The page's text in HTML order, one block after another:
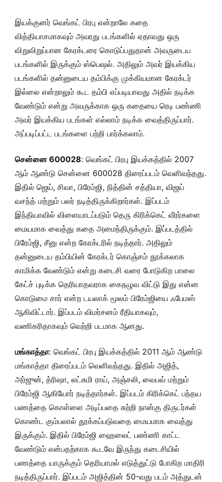
இயக்குனர் வெங்கட் பிரபு என்றாலே கதை
வித்தியாசமாகவும் அவரது படங்களில் ஏதாவது ஒரு
விறுவிறுப்பான கேரக்டரை கொடுப்பதுதான் அவருடைய
படங்களில் இருக்கும் ஸ்பெஷல். அதிலும் அவர் இயக்கிய
படங்களில் தன்னுடைய தம்பிக்கு முக்கியமான கேரக்டர்
இல்லை என்றாலும் கூட தம்பி எப்படியாவது அதில் நடிக்க
வேண்டும் என்று அவருக்காக ஒரு கதையை ரெடி பண்ணி
அவர் இயக்கிய படங்கள் எல்லாம் நடிக்க வைத்திருப்பார்.
அப்படிப்பட்ட படங்களை பற்றி பார்க்கலாம்.
சென்னை 600028: வெங்கட் பிரபு இயக்கத்தில் 2007
ஆம் ஆண்டு சென்னை 600028 திரைப்படம் வெளிவந்தது.
இதில் ஜெய், சிவா, பிரேம்ஜி, நித்தின் சத்தியா, விஜய்
வசந்த் மற்றும் பலர் நடித்திருக்கிறார்கள். இப்படம்
இந்தியாவில் விளையாடப்படும் தெரு கிரிக்கெட் வீரர்களை
மையமாக வைத்து கதை அமைந்திருக்கும். இப்படத்தில்
பிரேம்ஜி, சீனு என்ற கேரக்டரில் நடித்தார். அதிலும்
தன்னுடைய தம்பியின் கேரக்டர் கொஞ்சம் தூக்கலாக
காமிக்க வேண்டும் என்று கடைசி வரை போடுகிற பாலை
கேட்ச் புடிக்க தெரியாதவராக கைநழுவ விட்டு இது என்ன
கொடுமை சார் என்ற டயலாக் மூலம் பிரேம்ஜியை ஃபேமஸ்
ஆகிவிட்டார். இப்படம் விமர்சனம் ரீதியாகவும்,
வணிகரிதாகவும் வெற்றி படமாக ஆனது.
மங்காத்தா: வெங்கட் பிரபு இயக்கத்தில் 2011 ஆம் ஆண்டு
மங்காத்தா திரைப்படம் வெளிவந்தது. இதில் அஜித்,
அர்ஜுன், த்ரிஷா, லட்சுமி ராய், அஞ்சலி, வைபவ் மற்றும்
பிரேம்ஜி ஆகியோர் நடித்தார்கள். இப்படம் கிரிக்கெட் பந்தய
பணத்தை கொள்ளை அடிப்பதை சுற்றி நான்கு திருடர்கள்
கொண்ட கும்பலால் தூக்கப்படுவதை மையமாக வைத்து
இருக்கும். இதில் பிரேம்ஜி ஹைலைட் பண்ணி காட்ட
வேண்டும் என்பதற்காக கூடவே இருந்து கடைசியில்
பணத்தை யாருக்கும் தெரியாமல் எடுத்துட்டு போகிற மாதிரி
நடித்திருப்பார். இப்படம் அஜித்தின் 50-வது படம் அத்துடன்